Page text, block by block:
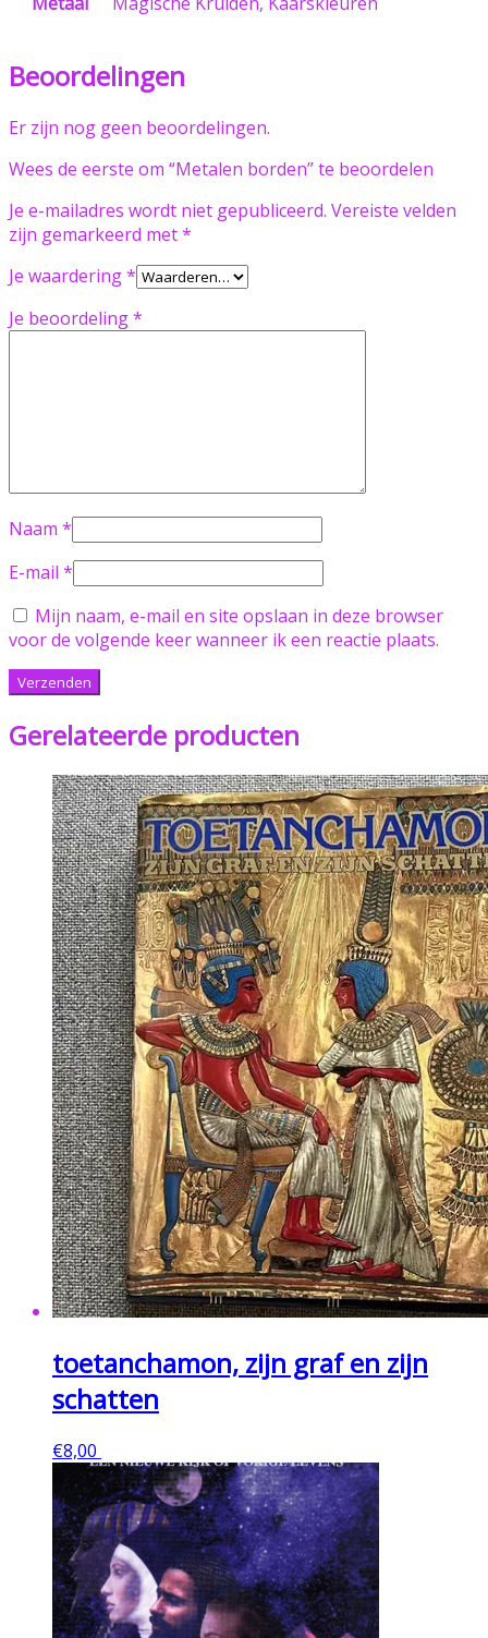
Beoordelingen
Er zijn nog geen beoordelingen.
Wees de eerste om “Metalen borden” te beoordelen
Je e-mailadres wordt niet gepubliceerd. Vereiste velden
zijn gemarkeerd met*
Je waardering*
Je beoordeling*
Naam *
E-mail *
Mijn naam, e-mail en site opslaan in deze browser
voor de volgende keer wanneer ik een reactie plaats.
Gerelateerde producten
toetanchamon, zijn graf en zijn
schatten
€8,00